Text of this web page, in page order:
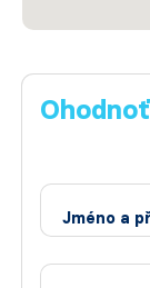
Jméno a